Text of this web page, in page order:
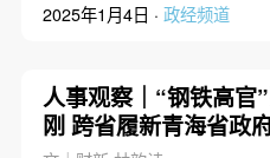
2025年1月4日 · 政经频道
人事观察｜“钢铁高官
刚 跨省履新青海省政